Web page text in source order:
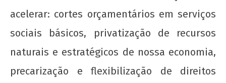
acelerar: cortes orçamentários em serviços
sociais básicos, privatização de recursos
naturais e estratégicos de nossa economia,
precarização e flexibilização de direitos